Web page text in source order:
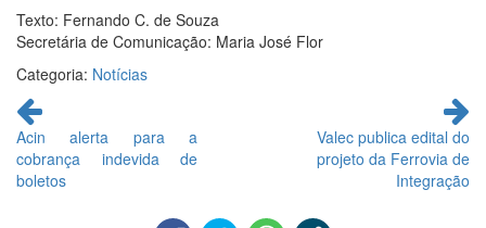
Texto: Fernando C. de Souza
Secretária de Comunicação: Maria José Flor
Categoria: Notícias
Continue
lendo
Acin alerta para a
cobrança indevida de
boletos
Valec publica edital do
projeto da Ferrovia de
Integração